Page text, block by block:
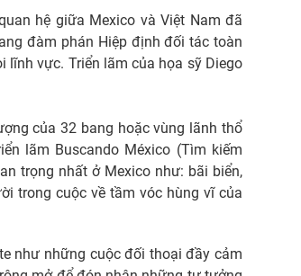
hệ giữa Mexico và Việt Nam đã
đàm phán Hiệp định đối tác toàn
vực. Triển lãm của họa sỹ Diego
của 32 bang hoặc vùng lãnh thổ
lãm Buscando México (Tìm kiếm
trọng nhất ở Mexico như: bãi biển,
trong cuộc về tầm vóc hùng vĩ của
như những cuộc đối thoại đầy cảm